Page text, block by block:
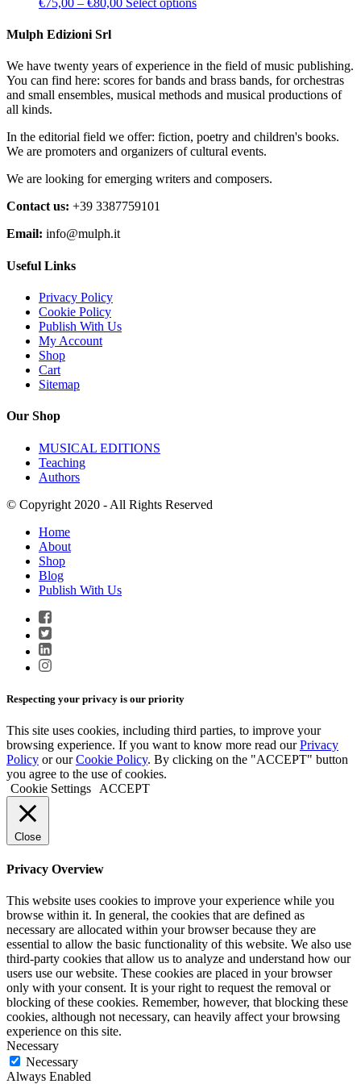
product
options
on
the
product
€75,00 – €80,00
€80,00
Select options
variants.
The
options
may
chosen
on
product
Mulph Edizioni Srl
We have twenty years of experience in the field of music publishing.
You can find here: scores for bands and brass bands, for orchestras
and small ensembles, musical methods and musical productions of
all kinds.
In the editorial field we offer: fiction, poetry and children's books.
We are promoters and organizers of cultural events.
We are looking for emerging writers and composers.
Contact us: +39 3387759101
Email: info@mulph.it
Useful Links
Privacy Policy
Cookie Policy
Publish With Us
My Account
Shop
Cart
Sitemap
Our Shop
MUSICAL EDITIONS
Teaching
Authors
© Copyright 2020 - All Rights Reserved
Home
About
Shop
Blog
Publish With Us
Respecting your privacy is our priority
This site uses cookies, including third parties, to improve your
browsing experience. If you want to know more read ourPrivacy
Policy or ourCookie Policy. By clicking on the "ACCEPT" button
you agree to the use of cookies.
Cookie Settings
ACCEPT
Close
Privacy Overview
This website uses cookies to improve your experience while you
browse within it. In general, the cookies that are defined as
necessary are allocated within your browser because they are
essential to allow the basic functionality of this website. We also use
third-party cookies that allow us to analyze and understand how our
users use our website. These cookies are placed in your browser
only with your consent. It is your right to request the removal or
blocking of these cookies. Remember, however, that blocking these
cookies, although not necessary, can heavily affect your browsing
experience on this site.
Necessary
Necessary
Always Enabled